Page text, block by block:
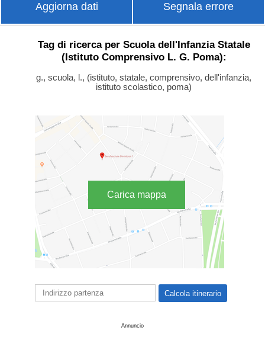
Aggiorna dati Segnala errore
Tag di ricerca per Scuola dell'Infanzia Statale
(Istituto Comprensivo L. G. Poma):
g., scuola, l., (istituto, statale, comprensivo, dell'infanzia,
istituto scolastico, poma)
Carica mappa
Annuncio